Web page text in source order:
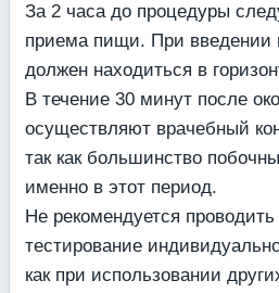
За 2 часа до процедуры
приема пищи. При введении
должен находиться в
В течение 30 минут после
осуществляют врачебный
так как большинство
именно в этот период.
Не рекомендуется
тестирование
как при использовании